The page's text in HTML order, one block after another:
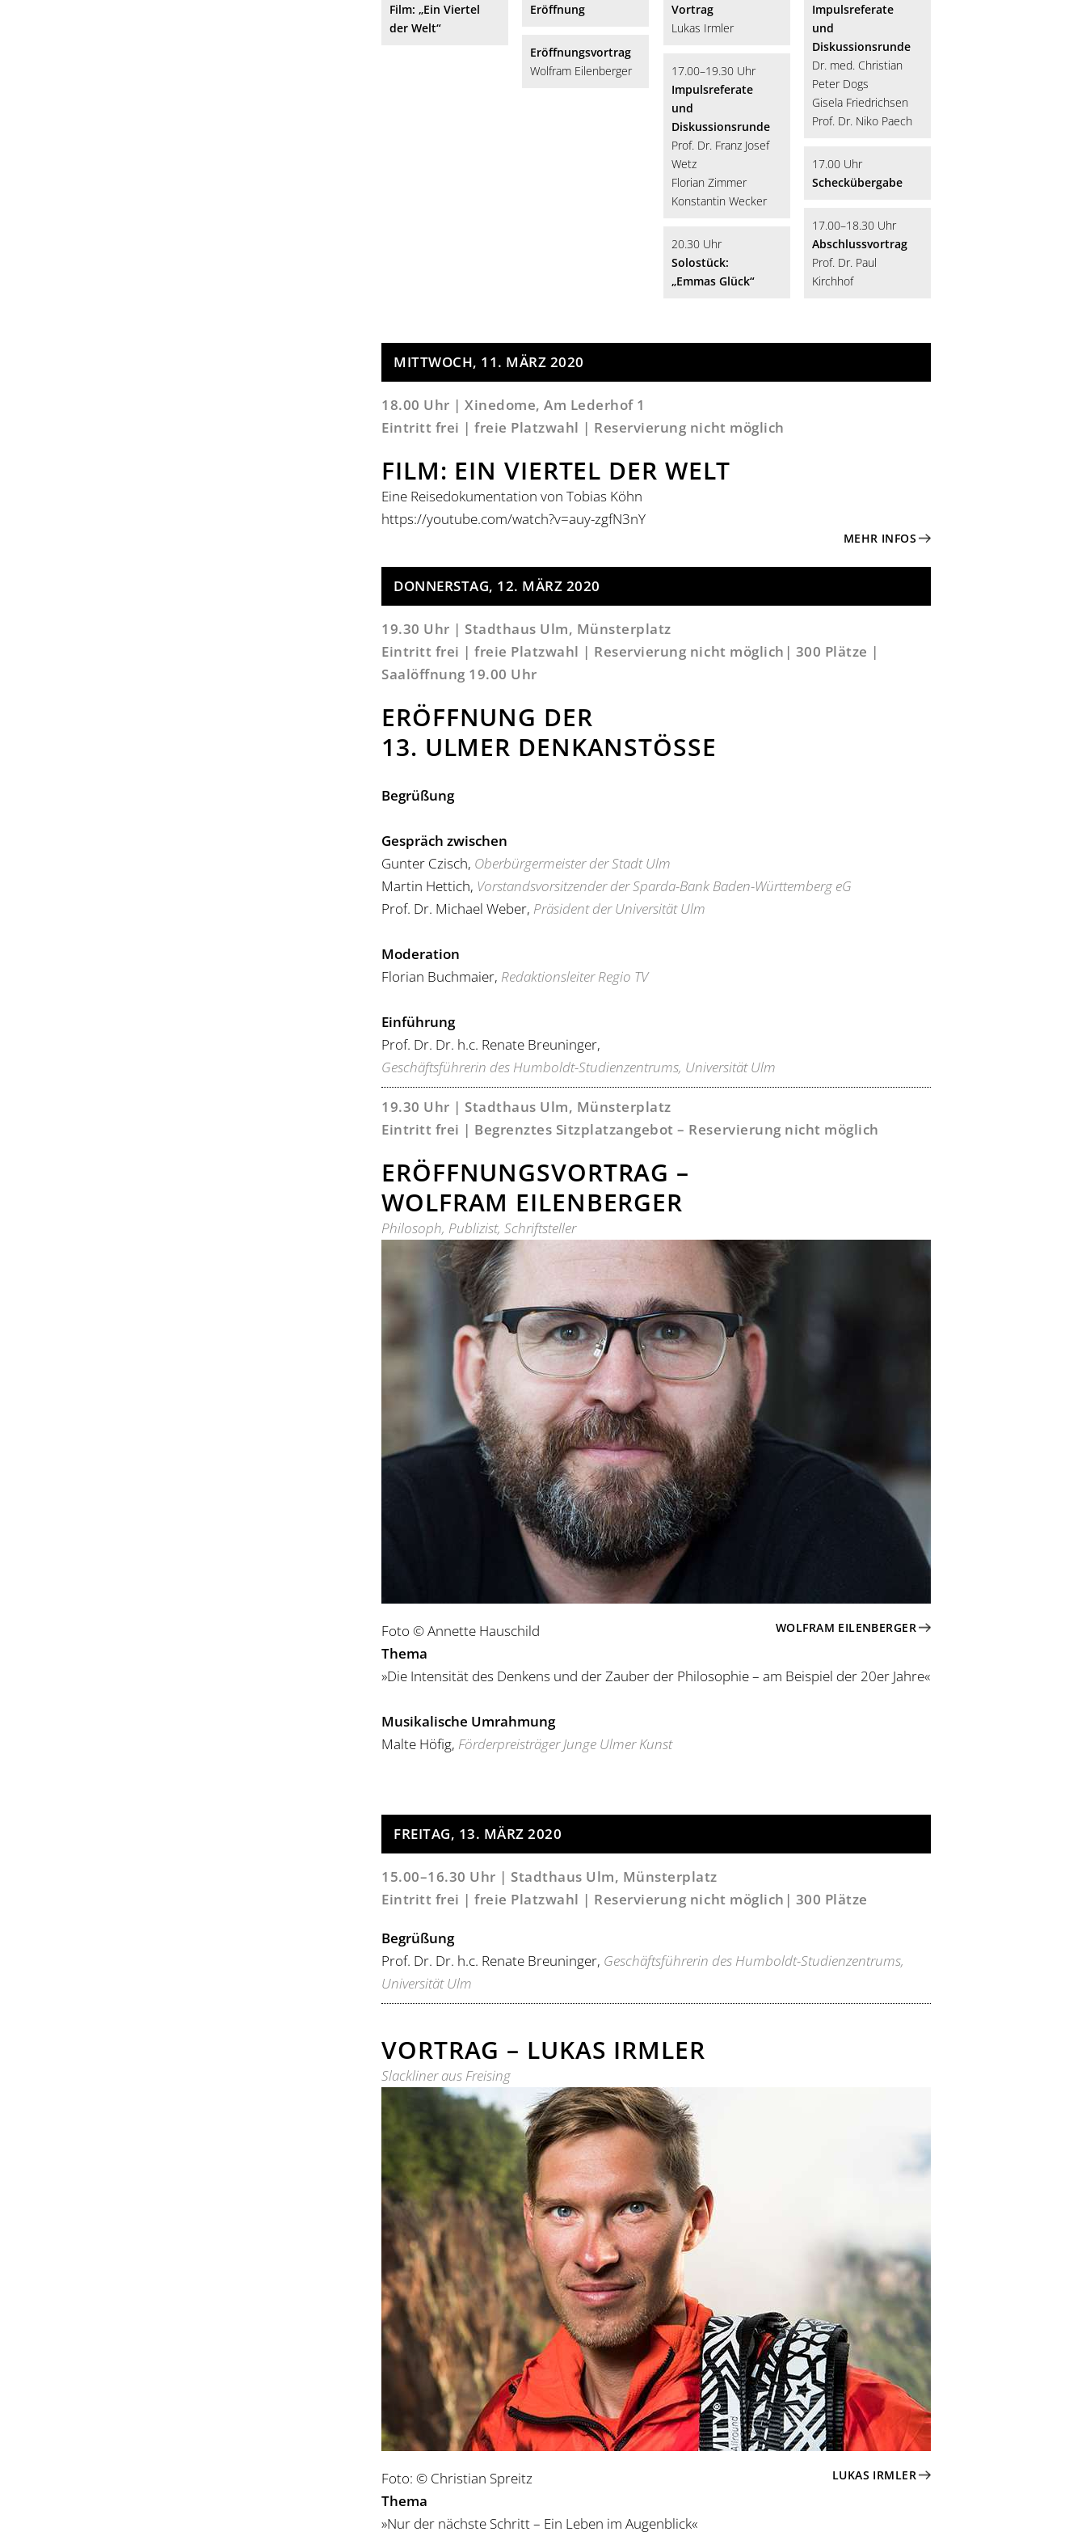
Film: „Ein Viertel
der Welt“
Eröffnung
Eröffnungsvortrag
Wolfram Eilenberger
Vortrag
Lukas Irmler
17.00–19.30 Uhr
Impulsreferate
und
Diskussionsrunde
Prof. Dr. Franz Josef
Wetz
Florian Zimmer
Konstantin Wecker
20.30 Uhr
Solostück:
„Emmas Glück“
Impulsreferate
und
Diskussionsrunde
Dr. med. Christian
Peter Dogs
Gisela Friedrichsen
Prof. Dr. Niko Paech
17.00 Uhr
Scheckübergabe
17.00–18.30 Uhr
Abschlussvortrag
Prof. Dr. Paul
Kirchhof
MITTWOCH, 11. MÄRZ 2020
18.00 Uhr | Xinedome, Am Lederhof 1
Eintritt frei | freie Platzwahl | Reservierung nicht möglich
FILM: EIN VIERTEL DER WELT
Eine Reisedokumentation von Tobias Köhn
https://youtube.com/watch?v=auy-zgfN3nY
MEHR INFOS
DONNERSTAG, 12. MÄRZ 2020
19.30 Uhr | Stadthaus Ulm, Münsterplatz
Eintritt frei | freie Platzwahl | Reservierung nicht möglich| 300 Plätze |
Saalöffnung 19.00 Uhr
ERÖFFNUNG DER
13. ULMER DENKANSTÖSSE
Begrüßung
Gespräch zwischen
Gunter Czisch, Oberbürgermeister der Stadt Ulm
Martin Hettich, Vorstandsvorsitzender der Sparda-Bank Baden-Württemberg eG
Prof. Dr. Michael Weber, Präsident der Universität Ulm
Moderation
Florian Buchmaier, Redaktionsleiter Regio TV
Einführung
Prof. Dr. Dr. h.c. Renate Breuninger,
Geschäftsführerin des Humboldt-Studienzentrums, Universität Ulm
19.30 Uhr | Stadthaus Ulm, Münsterplatz
Eintritt frei | Begrenztes Sitzplatzangebot – Reservierung nicht möglich
ERÖFFNUNGSVORTRAG –
WOLFRAM EILENBERGER
Philosoph, Publizist, Schriftsteller
WOLFRAM EILENBERGER
Foto © Annette Hauschild
Thema
»Die Intensität des Denkens und der Zauber der Philosophie – am Beispiel der 20er Jahre«
Musikalische Umrahmung
Malte Höfig, Förderpreisträger Junge Ulmer Kunst
FREITAG, 13. MÄRZ 2020
15.00–16.30 Uhr | Stadthaus Ulm, Münsterplatz
Eintritt frei | freie Platzwahl | Reservierung nicht möglich| 300 Plätze
Begrüßung
Prof. Dr. Dr. h.c. Renate Breuninger, Geschäftsführerin des Humboldt-Studienzentrums,
Universität Ulm
VORTRAG – LUKAS IRMLER
Slackliner aus Freising
LUKAS IRMLER
Foto: © Christian Spreitz
Thema
»Nur der nächste Schritt – Ein Leben im Augenblick«